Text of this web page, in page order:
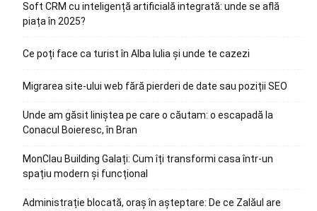
Soft CRM cu inteligență artificială integrată: unde se află
piața în 2025?
Ce poți face ca turist în Alba Iulia și unde te cazezi
Migrarea site-ului web fără pierderi de date sau poziții SEO
Unde am găsit liniștea pe care o căutam: o escapadă la
Conacul Boieresc, în Bran
MonClau Building Galați: Cum îți transformi casa într-un
spațiu modern și funcțional
Administrație blocată, oraș în așteptare: De ce Zalăul are